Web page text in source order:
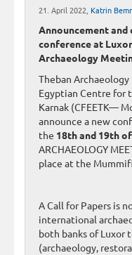
21. April 2022, Katrin
Announcement
conference at
Archaeology
Theban
Egyptian Centre for
Karnak (CFEETK—
announce a new
the 18th and 19th
ARCHAEOLOGY
place at the
A Call for Papers is
international
both banks of Luxor
(archaeology,